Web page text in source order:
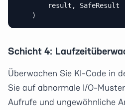
        result, SafeResult
    )
Schicht 4:
Überwachen Sie KI-Code in
Sie auf abnormale I/O-
Aufrufe und ungewöhnliche